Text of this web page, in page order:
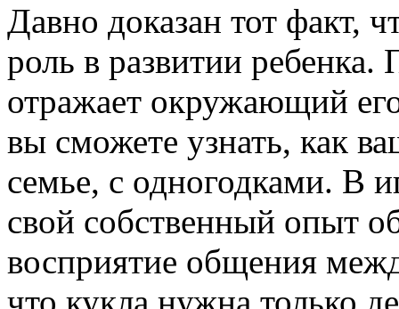
Давно доказан тот факт,
роль в развитии
отражает окружающий
вы сможете узнать, как
семье, с одногодками. В
свой собственный опыт
восприятие общения
что кукла нужна только